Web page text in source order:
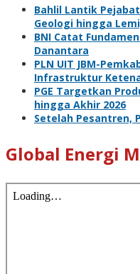
Bahlil Lantik Pejabat
Geologi hingga
BNI Catat
Danantara
PLN UIT JBM-
Infrastruktur
PGE Targetkan
hingga Akhir 2026
Setelah Pesantren,
Global Energi